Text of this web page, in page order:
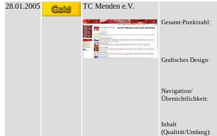
28.01.2005
TC Menden e.V.
Gesamt-Punktzahl:
Grafisches Design:
Navigation/
Übersichtlichkeit:
Inhalt
(Qualität/Umfang):